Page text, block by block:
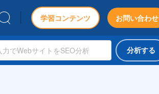
学習コンテンツ お問い合わせ
分析する